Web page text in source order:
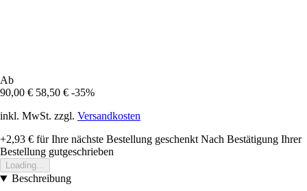
Ab
90,00 € 58,50 € -35%
inkl. MwSt. zzgl. Versandkosten
+2,93 € für Ihre nächste Bestellung geschenkt Nach Bestätigung Ihrer
Bestellung gutgeschrieben
Loading...
Beschreibung